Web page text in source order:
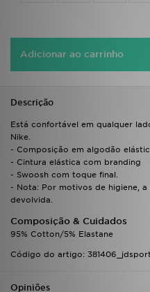
Adicionar ao carrinho
Descrição
Está confortável em qualquer
Nike.
- Composição em algodão
- Cintura elástica com branding
- Swoosh com toque final.
- Nota: Por motivos de higiene,
devolvida.
Composição & Cuidados
95% Cotton/5% Elastane
Código do artigo:
Opiniões